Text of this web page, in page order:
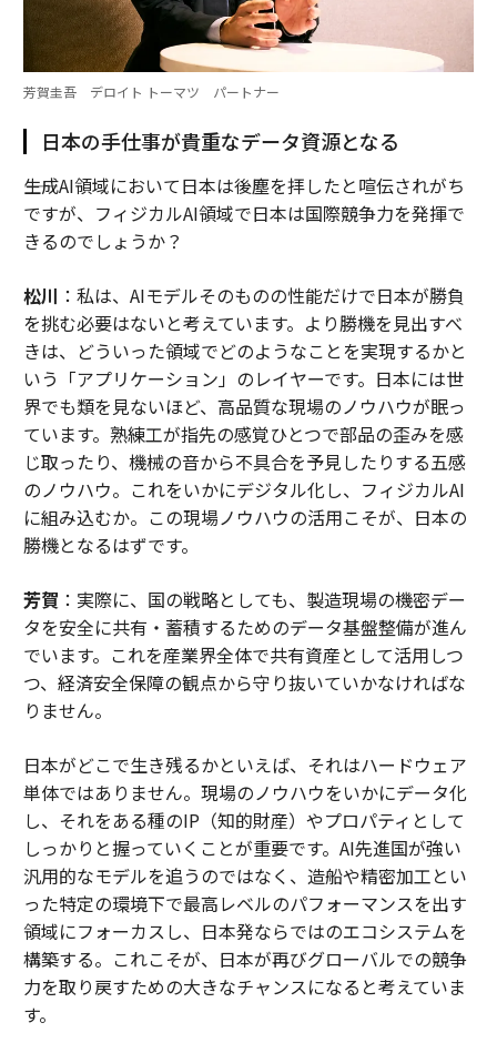
芳賀圭吾 デロイト トーマツ パートナー
日本の手仕事が貴重なデータ資源となる
――生成AI領域において日本は後塵を拝したと喧伝されがち
ですが、フィジカルAI領域で日本は国際競争力を発揮で
きるのでしょうか？
松川 ：私は、AIモデルそのものの性能だけで日本が勝負
を挑む必要はないと考えています。より勝機を見出すべ
きは、どういった領域でどのようなことを実現するかと
いう「アプリケーション」のレイヤーです。日本には世
界でも類を見ないほど、高品質な現場のノウハウが眠っ
ています。熟練工が指先の感覚ひとつで部品の歪みを感
じ取ったり、機械の音から不具合を予見したりする五感
のノウハウ。これをいかにデジタル化し、フィジカルAI
に組み込むか。この現場ノウハウの活用こそが、日本の
勝機となるはずです。
芳賀 ：実際に、国の戦略としても、製造現場の機密デー
タを安全に共有・蓄積するためのデータ基盤整備が進ん
でいます。これを産業界全体で共有資産として活用しつ
つ、経済安全保障の観点から守り抜いていかなければな
りません。
日本がどこで生き残るかといえば、それはハードウェア
単体ではありません。現場のノウハウをいかにデータ化
し、それをある種のIP（知的財産）やプロパティとして
しっかりと握っていくことが重要です。AI先進国が強い
汎用的なモデルを追うのではなく、造船や精密加工とい
った特定の環境下で最高レベルのパフォーマンスを出す
領域にフォーカスし、日本発ならではのエコシステムを
構築する。これこそが、日本が再びグローバルでの競争
力を取り戻すための大きなチャンスになると考えていま
す。